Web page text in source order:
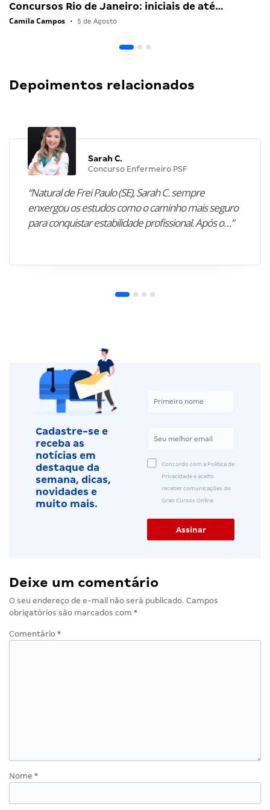
Concursos Rio de Janeiro: iniciais de até…
Camila Campos • 5 de Agosto
Depoimentos relacionados
Sarah C.
Concurso Enfermeiro PSF
“Natural de Frei Paulo (SE), Sarah C. sempre
enxergou os estudos como o caminho mais seguro
para conquistar estabilidade profissional. Após o…”
Cadastre-se e
receba as
notícias em
destaque da
semana, dicas,
novidades e
muito mais.
Concordo com a Política de
Privacidade e aceito
receber comunicações do
Gran Cursos Online.
Deixe um comentário
O seu endereço de e-mail não será publicado. Campos
obrigatórios são marcados com *
Comentário *
Nome *